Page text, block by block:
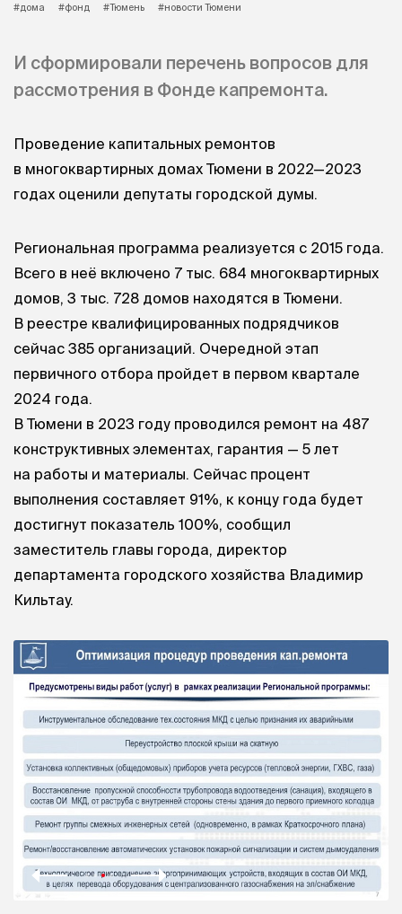
#дома
#фонд #Тюмень #новости Тюмени
И сформировали перечень вопросов для
рассмотрения в Фонде капремонта.
Проведение капитальных ремонтов
в многоквартирных домах Тюмени в 2022—2023
годах оценили депутаты городской думы.
Региональная программа реализуется с 2015 года.
Всего в неё включено 7 тыс. 684 многоквартирных
домов, 3 тыс. 728 домов находятся в Тюмени.
В реестре квалифицированных подрядчиков
сейчас 385 организаций. Очередной этап
первичного отбора пройдет в первом квартале
2024 года.
В Тюмени в 2023 году проводился ремонт на 487
конструктивных элементах, гарантия — 5 лет
на работы и материалы. Сейчас процент
выполнения составляет 91%, к концу года будет
достигнут показатель 100%, сообщил
заместитель главы города, директор
департамента городского хозяйства Владимир
Кильтау.